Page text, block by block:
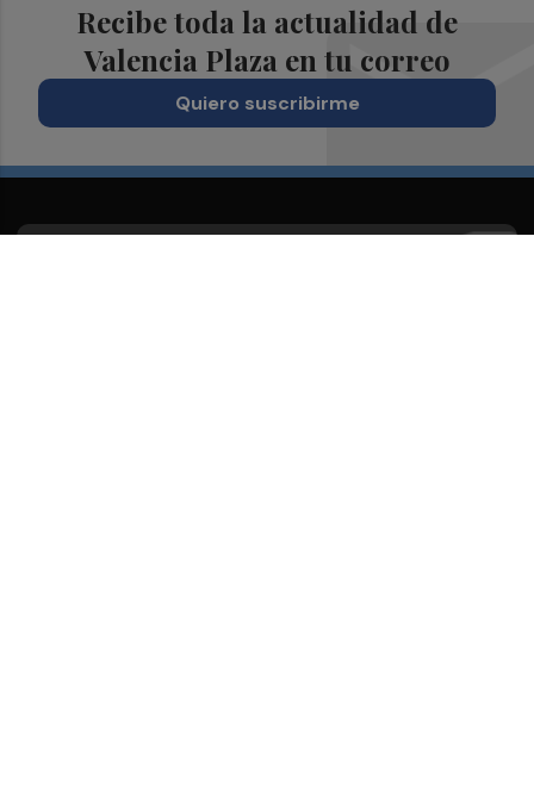
Recibe toda la actualidad de
Valencia Plaza en tu correo
Quiero suscribirme